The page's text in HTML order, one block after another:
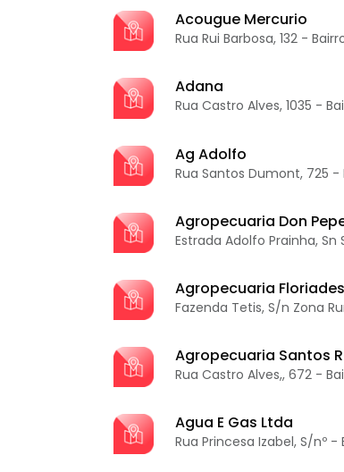
Acougue Mercurio
Rua Rui Barbosa, 132 -
Adana
Rua Castro Alves, 1035 -
Ag Adolfo
Rua Santos Dumont, 725 -
Agropecuaria Don
Estrada Adolfo Prainha, Sn
Agropecuaria Floriades
Fazenda Tetis, S/n Zona
Agropecuaria Santos
Rua Castro Alves,, 672 -
Agua E Gas Ltda
Rua Princesa Izabel, S/nº -